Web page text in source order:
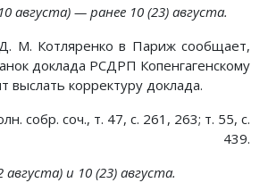
августа) — ранее 10 (23) августа.
М. Котляренко в Париж сообщает,
доклада РСДРП Копенгагенскому
выслать корректуру доклада.
собр. соч., т. 47, с. 261, 263; т. 55, с.
439.
и 10 (23) августа.